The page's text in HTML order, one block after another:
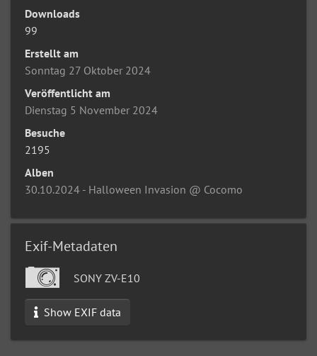
Downloads
99
Erstellt am
Sonntag 27 Oktober 2024
Veröffentlicht am
Dienstag 5 November 2024
Besuche
2195
Alben
30.10.2024 - Halloween Invasion @ Cocomo
Exif-Metadaten
SONY ZV-E10
Show EXIF data